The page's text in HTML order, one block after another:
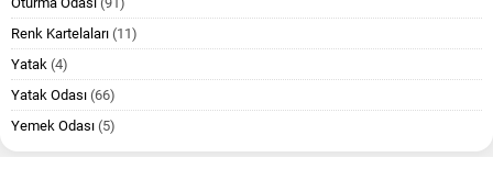
Renk Kartelaları (11)
Yatak (4)
Yatak Odası (66)
Yemek Odası (5)